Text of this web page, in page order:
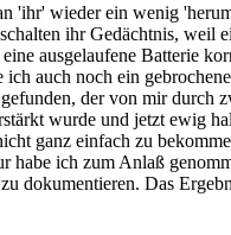
'ihr' wieder ein wenig
ihr Gedächtnis, weil
ausgelaufene Batterie
ich auch noch ein
der von mir durch
wurde und jetzt ewig
ganz einfach zu
habe ich zum Anlaß
dokumentieren. Das